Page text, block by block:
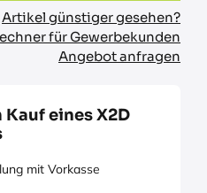
Artikel günstiger gesehen?
für Gewerbekunden
Angebot anfragen
eines X2D
mit Vorkasse